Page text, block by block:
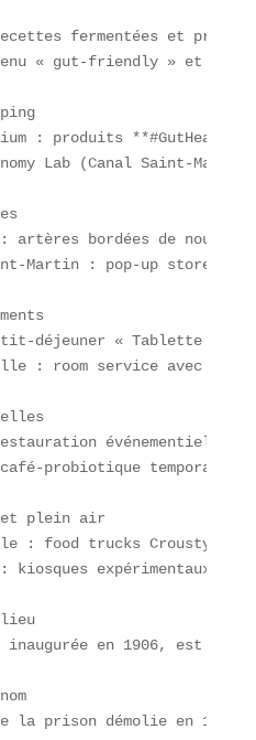
fermentées et
« gut-friendly » et
: produits
Lab (Canal Saint-
artères bordées de
Martin : pop-up stores
déjeuner « Tablette
: room service avec
événementielle
café-probiotique
et plein air
: food trucks Crousty et
: kiosques expérimentaux
lieu
en 1906, est un
la prison démolie en